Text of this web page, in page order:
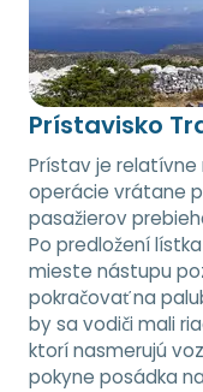
Prístavisko
Prístav je
operácie vrátane
pasažierov
Po predložení
mieste nástupu
pokračovať na
by sa vodiči mali
ktorí nasmerujú
pokyne posádka